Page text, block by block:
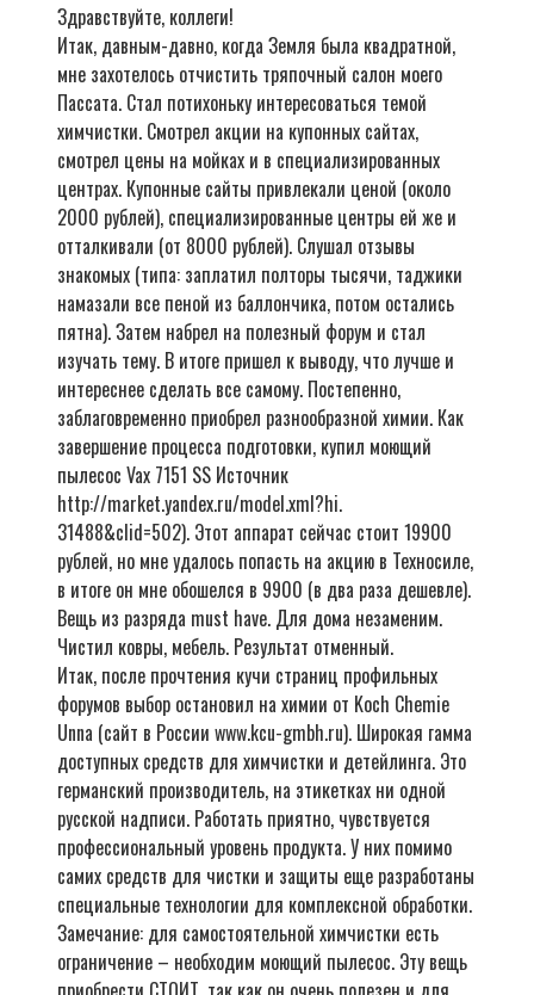
Здравствуйте, коллеги!
Итак, давным-давно, когда Земля была квадратной,
мне захотелось отчистить тряпочный салон моего
Пассата. Стал потихоньку интересоваться темой
химчистки. Смотрел акции на купонных сайтах,
смотрел цены на мойках и в специализированных
центрах. Купонные сайты привлекали ценой (около
2000 рублей), специализированные центры ей же и
отталкивали (от 8000 рублей). Слушал отзывы
знакомых (типа: заплатил полторы тысячи, таджики
намазали все пеной из баллончика, потом остались
пятна). Затем набрел на полезный форум и стал
изучать тему. В итоге пришел к выводу, что лучше и
интереснее сделать все самому. Постепенно,
заблаговременно приобрел разнообразной химии. Как
завершение процесса подготовки, купил моющий
пылесос Vax 7151 SS Источник
http://market.yandex.ru/model.xml?hi.
31488&clid=502). Этот аппарат сейчас стоит 19900
рублей, но мне удалось попасть на акцию в Техносиле,
в итоге он мне обошелся в 9900 (в два раза дешевле).
Вещь из разряда must have. Для дома незаменим.
Чистил ковры, мебель. Результат отменный.
Итак, после прочтения кучи страниц профильных
форумов выбор остановил на химии от Koch Chemie
Unna (сайт в России www.kcu-gmbh.ru). Широкая гамма
доступных средств для химчистки и детейлинга. Это
германский производитель, на этикетках ни одной
русской надписи. Работать приятно, чувствуется
профессиональный уровень продукта. У них помимо
самих средств для чистки и защиты еще разработаны
специальные технологии для комплексной обработки.
Замечание: для самостоятельной химчистки есть
ограничение – необходим моющий пылесос. Эту вещь